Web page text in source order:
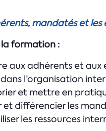
mandatés et les
formation :
aux adhérents et aux
l’organisation
et mettre en
et différencier les
les ressources